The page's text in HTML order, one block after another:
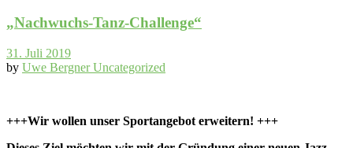
„Nachwuchs-Tanz-Challenge“
31. Juli 2019
by Uwe BergnerUncategorized
+++Wir wollen unser Sportangebot erweitern! +++